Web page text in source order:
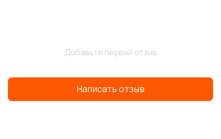
Добавьте первый отзыв
Написать отзыв